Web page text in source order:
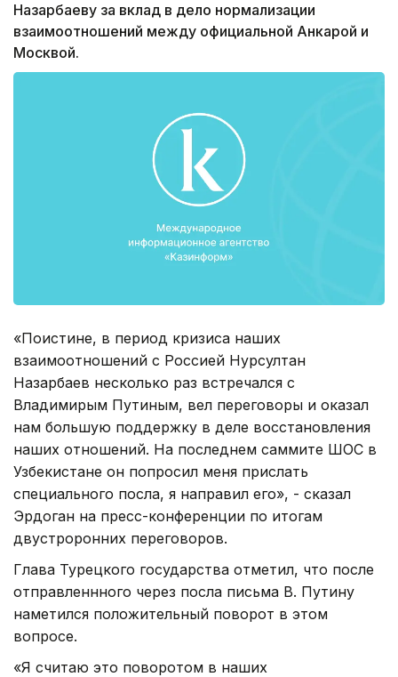
Назарбаеву за вклад в дело нормализации
взаимоотношений между официальной Анкарой и
Москвой.
«Поистине, в период кризиса наших
взаимоотношений с Россией Нурсултан
Назарбаев несколько раз встречался с
Владимирым Путиным, вел переговоры и оказал
нам большую поддержку в деле восстановления
наших отношений. На последнем саммите ШОС в
Узбекистане он попросил меня прислать
специального посла, я направил его», - сказал
Эрдоган на пресс-конференции по итогам
двустроронних переговоров.
Глава Турецкого государства отметил, что после
отправленнного через посла письма В. Путину
наметился положительный поворот в этом
вопросе.
«Я считаю это поворотом в наших